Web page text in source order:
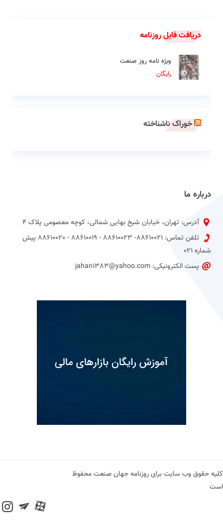
دریافت فایل روزنامه
ویژه نامه روز صنعت
رایگان
خوراک ناشناخته
درباره ما
آدرس: تهران، خیابان شیخ بهایی شمالی، کوچه معصومی پلاک 4
تلفن تماس: 88610021- 88610023 - 88610019 - 88610020 پیش
شماره 021
پست الکترونیکی: jahan1383@yahoo.com
کلیه حقوق وب سایت برای روزنامه جهان صنعت محفوظ
است